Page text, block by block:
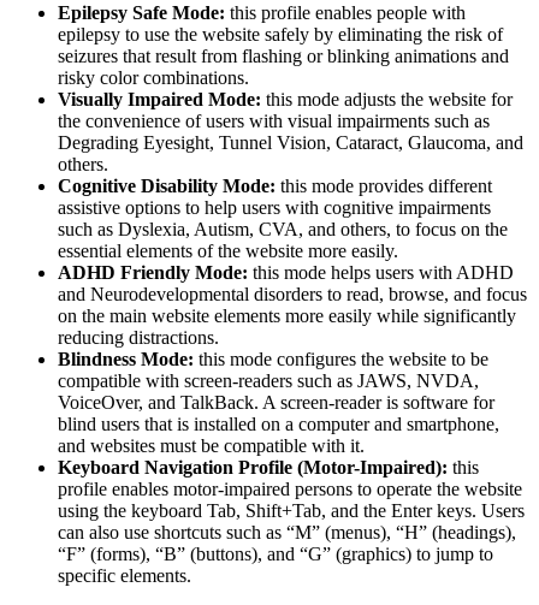
Epilepsy Safe Mode: this profile enables people with
epilepsy to use the website safely by eliminating the risk of
seizures that result from flashing or blinking animations and
risky color combinations.
Visually Impaired Mode: this mode adjusts the website for
the convenience of users with visual impairments such as
Degrading Eyesight, Tunnel Vision, Cataract, Glaucoma, and
others.
Cognitive Disability Mode: this mode provides different
assistive options to help users with cognitive impairments
such as Dyslexia, Autism, CVA, and others, to focus on the
essential elements of the website more easily.
ADHD Friendly Mode: this mode helps users with ADHD
and Neurodevelopmental disorders to read, browse, and focus
on the main website elements more easily while significantly
reducing distractions.
Blindness Mode: this mode configures the website to be
compatible with screen-readers such as JAWS, NVDA,
VoiceOver, and TalkBack. A screen-reader is software for
blind users that is installed on a computer and smartphone,
and websites must be compatible with it.
Keyboard Navigation Profile (Motor-Impaired): this
profile enables motor-impaired persons to operate the website
using the keyboard Tab, Shift+Tab, and the Enter keys. Users
can also use shortcuts such as “M” (menus), “H” (headings),
“F” (forms), “B” (buttons), and “G” (graphics) to jump to
specific elements.